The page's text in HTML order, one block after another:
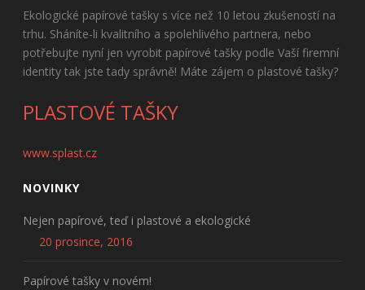
Ekologické papírové tašky s více než 10 letou zkušeností na
trhu. Sháníte-li kvalitního a spolehlivého partnera, nebo
potřebujte nyní jen vyrobit papírové tašky podle Vaší firemní
identity tak jste tady správně! Máte zájem o plastové tašky?
PLASTOVÉ TAŠKY
www.splast.cz
NOVINKY
Nejen papírové, teď i plastové a ekologické
20 prosince, 2016
Papírové tašky v novém!